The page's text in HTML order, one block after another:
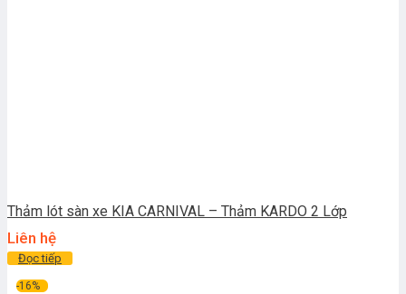
Thảm lót sàn xe KIA CARNIVAL – Thảm KARDO 2 Lớp
Liên hệ
Đọc tiếp
-16%